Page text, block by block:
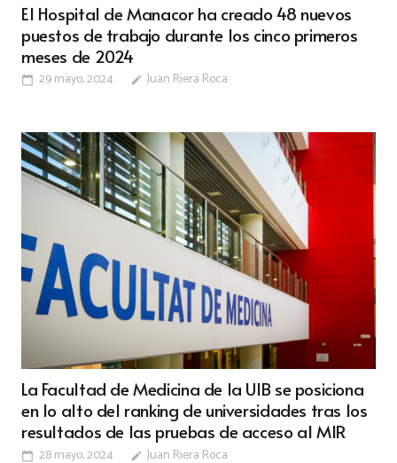
El Hospital de Manacor ha creado 48 nuevos
puestos de trabajo durante los cinco primeros
meses de 2024
calendar_today 29 mayo, 2024 edit Juan Riera Roca
La Facultad de Medicina de la UIB se posiciona
en lo alto del ranking de universidades tras los
resultados de las pruebas de acceso al MIR
calendar_today 28 mayo, 2024 edit Juan Riera Roca